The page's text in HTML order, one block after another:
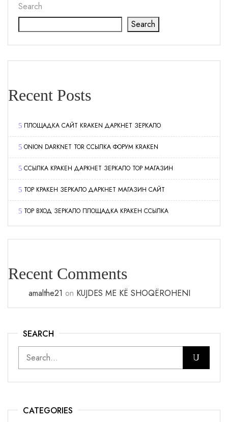
Search
Search
Recent Posts
ПЛОЩАДКА САЙТ KRAKEN ДАРКНЕТ ЗЕРКАЛО
ONION DARKNET TOR ССЫЛКА ФОРУМ KRAKEN
ССЫЛКА КРАКЕН ДАРКНЕТ ЗЕРКАЛО ТОР МАГАЗИН
ТОР КРАКЕН ЗЕРКАЛО ДАРКНЕТ МАГАЗИН САЙТ
ТОР ВХОД ЗЕРКАЛО ПЛОЩАДКА КРАКЕН ССЫЛКА
Recent Comments
amalthe21 on KUJDES ME KË SHOQËROHENI
SEARCH
CATEGORIES